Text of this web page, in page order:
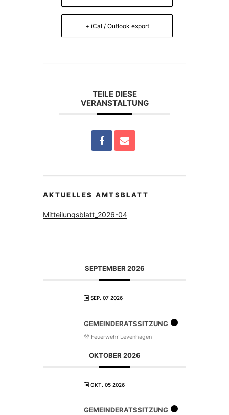
+ iCal / Outlook export
TEILE DIESE
VERANSTALTUNG
AKTUELLES AMTSBLATT
Mitteilungsblatt_2026-04
SEPTEMBER 2026
SEP. 07 2026
GEMEINDERATSSITZUNG
Feuerwehr Levenhagen
OKTOBER 2026
OKT. 05 2026
GEMEINDERATSSITZUNG